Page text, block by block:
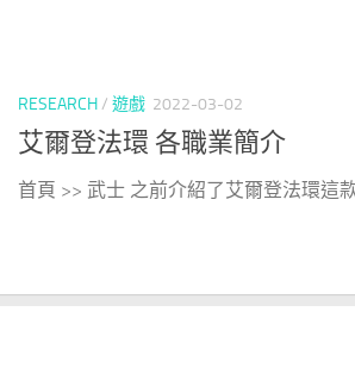
RESEARCH/ 遊戲 2022-03-02
艾爾登法環 各職業簡介
首頁 >> 武士 之前介紹了艾爾登法環這